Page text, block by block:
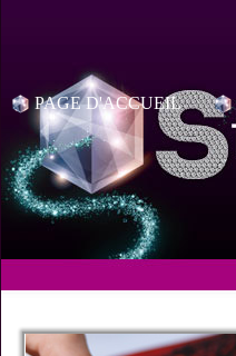
PAGE D'ACCUEIL